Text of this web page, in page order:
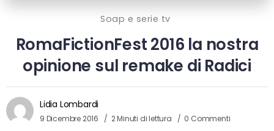
Soap e serie tv
RomaFictionFest 2016 la nostra
opinione sul remake di Radici
Lidia Lombardi
9 Dicembre 2016 2 Minuti di lettura 0 Commenti